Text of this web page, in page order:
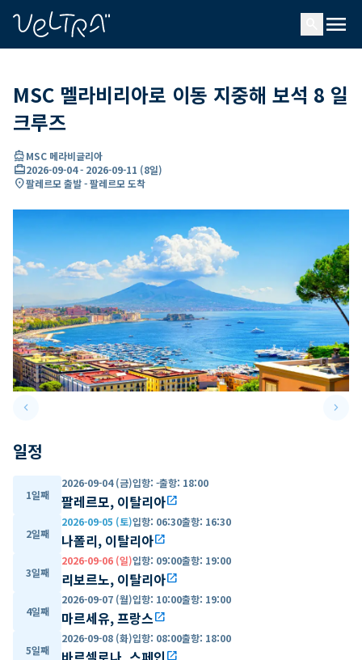
menu
MSC 멜라비리아로 이동 지중해 보석 8 일
크루즈
directions_boatMSC 메라비글리아
card_travel2026-09-04- 2026-09-11 (8일)
location_on팔레르모 출발 - 팔레르모 도착
keyboard_arrow_leftPrevious slide keyboard_arrow_right
일정
1일째
2026-09-04 (금)입항: -출항: 18:00
팔레르모, 이탈리아open_in_new
2일째
2026-09-05 (토)입항: 06:30출항: 16:30
나폴리, 이탈리아open_in_new
3일째
2026-09-06 (일)입항: 09:00출항: 19:00
리보르노, 이탈리아open_in_new
4일째
2026-09-07 (월)입항: 10:00출항: 19:00
마르세유, 프랑스open_in_new
5일째
2026-09-08 (화)입항: 08:00출항: 18:00
open_in_new